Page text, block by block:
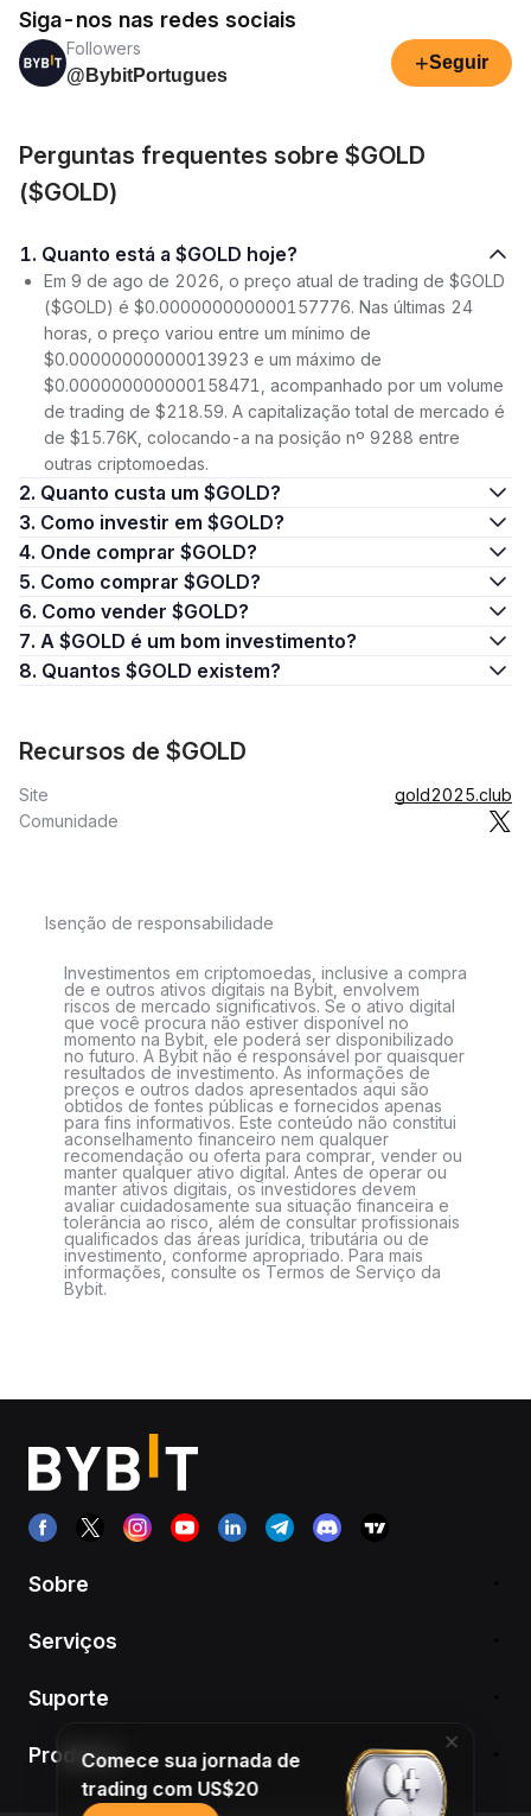
Siga-nos nas redes sociais
Followers
@BybitPortugues
+Seguir
Perguntas frequentes sobre $GOLD
($GOLD)
1. Quanto está a $GOLD hoje?
Em 9 de ago de 2026, o preço atual de trading de $GOLD
($GOLD) é $0.000000000000157776. Nas últimas 24
horas, o preço variou entre um mínimo de
$0.00000000000013923 e um máximo de
$0.000000000000158471, acompanhado por um volume
de trading de $218.59. A capitalização total de mercado é
de $15.76K, colocando-a na posição nº 9288 entre
outras criptomoedas.
2. Quanto custa um $GOLD?
3. Como investir em $GOLD?
4. Onde comprar $GOLD?
5. Como comprar $GOLD?
6. Como vender $GOLD?
7. A $GOLD é um bom investimento?
8. Quantos $GOLD existem?
Recursos de $GOLD
Site
gold2025.club
Comunidade
Isenção de responsabilidade
Investimentos em criptomoedas, inclusive a compra
de e outros ativos digitais na Bybit, envolvem
riscos de mercado significativos. Se o ativo digital
que você procura não estiver disponível no
momento na Bybit, ele poderá ser disponibilizado
no futuro. A Bybit não é responsável por quaisquer
resultados de investimento. As informações de
preços e outros dados apresentados aqui são
obtidos de fontes públicas e fornecidos apenas
para fins informativos. Este conteúdo não constitui
aconselhamento financeiro nem qualquer
recomendação ou oferta para comprar, vender ou
manter qualquer ativo digital. Antes de operar ou
manter ativos digitais, os investidores devem
avaliar cuidadosamente sua situação financeira e
tolerância ao risco, além de consultar profissionais
qualificados das áreas jurídica, tributária ou de
investimento, conforme apropriado. Para mais
informações, consulte os Termos de Serviço da
Bybit.
Sobre
Serviços
Suporte
ProdutosComece sua jornada de
trading com US$20